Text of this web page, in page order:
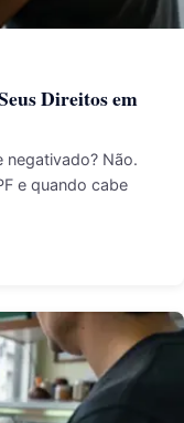
Direitos em
negativado? Não.
e quando cabe